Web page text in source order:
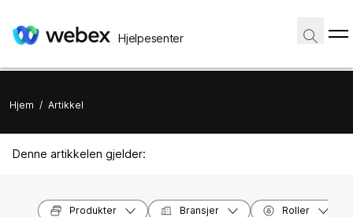
Hjelpesenter
Hjem / Artikkel
Denne artikkelen gjelder:
Produkter Bransjer Roller